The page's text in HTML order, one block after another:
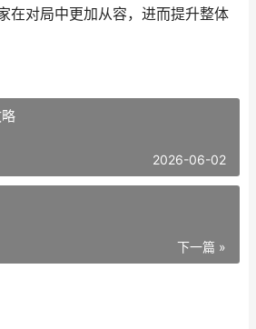
在对局中更加从容，进而提升整体
2026-06-02
下一篇 »